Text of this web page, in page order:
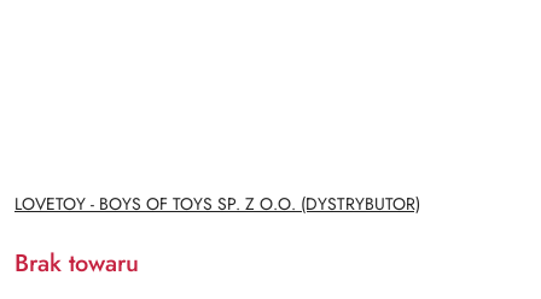
NAZWA
PRODUCENTA:
LOVETOY - BOYS OF TOYS SP. Z O.O. (DYSTRYBUTOR)
Brak towaru